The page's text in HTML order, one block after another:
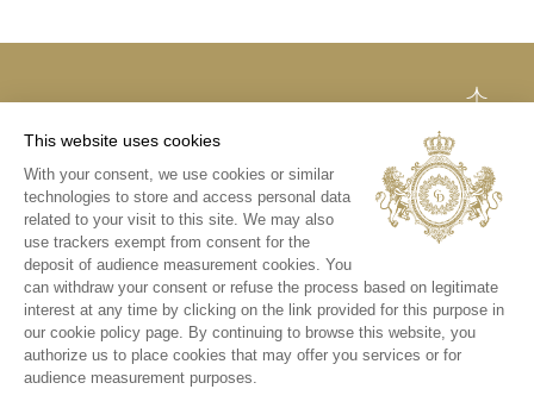
法律声明
隐私和COOKIES政
策
媒体库
INSTAGRAM
微信
新浪微博
This website uses cookies
With your consent, we use cookies or similar
technologies to store and access personal data
related to your visit to this site. We may also
use trackers exempt from consent for the
deposit of audience measurement cookies. You
can withdraw your consent or refuse the process based on legitimate
interest at any time by clicking on the link provided for this purpose in
our cookie policy page. By continuing to browse this website, you
authorize us to place cookies that may offer you services or for
audience measurement purposes.